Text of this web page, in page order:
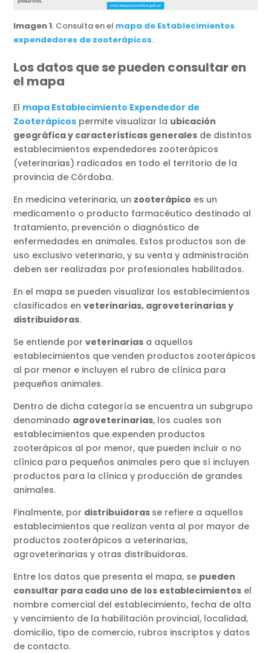
Imagen 1. Consulta en el mapa de Establecimientos
expendedores de zooterápicos.
Los datos que se pueden consultar en
el mapa
El mapa Establecimiento Expendedor de
Zooterápicos permite visualizar la ubicación
geográfica y características generales de distintos
establecimientos expendedores zooterápicos
(veterinarias) radicados en todo el territorio de la
provincia de Córdoba.
En medicina veterinaria, un zooterápico es un
medicamento o producto farmacéutico destinado al
tratamiento, prevención o diagnóstico de
enfermedades en animales. Estos productos son de
uso exclusivo veterinario, y su venta y administración
deben ser realizadas por profesionales habilitados.
En el mapa se pueden visualizar los establecimientos
clasificados enveterinarias, agroveterinarias y
distribuidoras.
Se entiende porveterinarias a aquellos
establecimientos que venden productos zooterápicos
al por menor e incluyen el rubro de clínica para
pequeños animales.
Dentro de dicha categoría se encuentra un subgrupo
denominado agroveterinarias, los cuales son
establecimientos que expenden productos
zooterápicos al por menor, que pueden incluir o no
clínica para pequeños animales pero que sí incluyen
productos para la clínica y producción de grandes
animales.
Finalmente, por distribuidoras se refiere a aquellos
establecimientos que realizan venta al por mayor de
productos zooterápicos a veterinarias,
agroveterinarias y otras distribuidoras.
Entre los datos que presenta el mapa, se pueden
consultar para cada uno de los establecimientos el
nombre comercial del establecimiento, fecha de alta
y vencimiento de la habilitación provincial, localidad,
domicilio, tipo de comercio, rubros inscriptos y datos
de contacto.